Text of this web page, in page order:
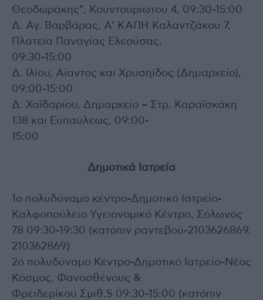
Θεοδωράκης”, Κουντουριώτου 4, 09:30-15:00
Δ. Αγ. Βαρβάρας, Α’ ΚΑΠΗ Καλαντζάκου 7,
Πλατεία Παναγίας Ελεούσας,
09:30-15:00
Δ. Ιλίου, Αίαντος και Χρυσηίδος (Δημαρχείο),
09:00-15:00
Δ. Χαϊδαρίου, Δημαρχείο – Στρ. Καραϊσκάκη
138 και Ευπαύλεως, 09:00-
15:00
Δημοτικά Ιατρεία
1ο πολυδύναμο κέντρο-Δημοτικό Ιατρείο-
Καλφοπούλειο Υγειονομικό Κέντρο, Σόλωνος
78 09:30-19:30 (κατόπιν ραντεβού-2103626869,
210362869)
2ο πολυδύναμο Κέντρο-Δημοτικό Ιατρείο-Νέος
Κόσμος, Φανοσθένους &
Φρειδερίκου Σμιθ,S 09:30-15:00 (κατόπιν